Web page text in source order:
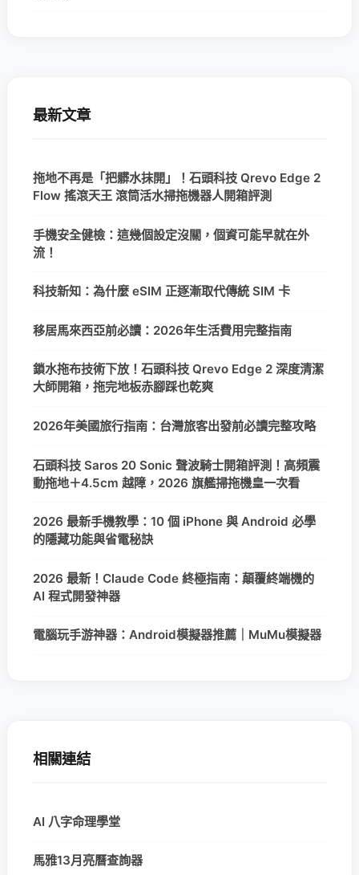
最新文章
拖地不再是「把髒水抹開」！石頭科技 Qrevo Edge 2
Flow 搖滾天王 滾筒活水掃拖機器人開箱評測
手機安全健檢：這幾個設定沒關，個資可能早就在外
流！
科技新知：為什麼 eSIM 正逐漸取代傳統 SIM 卡
移居馬來西亞前必讀：2026年生活費用完整指南
鎖水拖布技術下放！石頭科技 Qrevo Edge 2 深度清潔
大師開箱，拖完地板赤腳踩也乾爽
2026年美國旅行指南：台灣旅客出發前必讀完整攻略
石頭科技 Saros 20 Sonic 聲波騎士開箱評測！高頻震
動拖地＋4.5cm 越障，2026 旗艦掃拖機皇一次看
2026 最新手機教學：10 個 iPhone 與 Android 必學
的隱藏功能與省電秘訣
2026 最新！Claude Code 終極指南：顛覆終端機的
AI 程式開發神器
電腦玩手游神器：Android模擬器推薦｜MuMu模擬器
相關連結
AI 八字命理學堂
馬雅13月亮曆查詢器